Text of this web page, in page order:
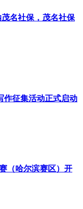
名社保，茂名社保
作征集活动正式启动
（哈尔滨赛区）开